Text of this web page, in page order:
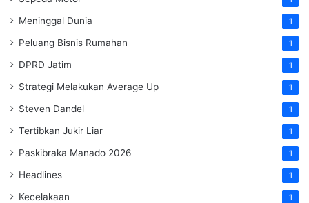
Meninggal Dunia 1
Peluang Bisnis Rumahan 1
DPRD Jatim 1
Strategi Melakukan Average Up 1
Steven Dandel 1
Tertibkan Jukir Liar 1
Paskibraka Manado 2026 1
Headlines 1
Kecelakaan 1